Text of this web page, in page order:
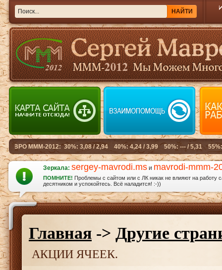
Зеркала: sergey-mavrodi.ms и mavrodi-mmm-
ПОМНИТЕ! Проблемы с сайтом или с ЛК никак не влияют на работу
десятником и успокойтесь. Всё наладится! :-))
Главная -> Другие
АКЦИИ ЯЧЕЕК.